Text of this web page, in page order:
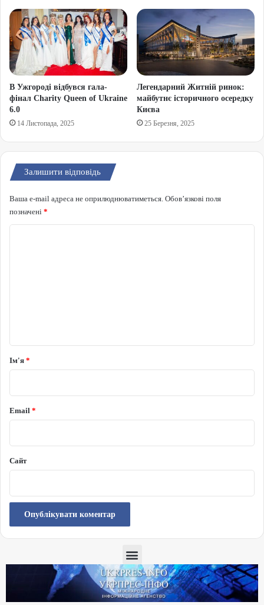
В Ужгороді відбувся гала-
фінал Charity Queen of Ukraine
6.0
14 Листопада, 2025
Легендарний Житній ринок:
майбутнє історичного осередку
Києва
25 Березня, 2025
Залишити відповідь
Ваша e-mail адреса не оприлюднюватиметься. Обов’язкові поля
позначені *
Ім'я *
Email *
Сайт